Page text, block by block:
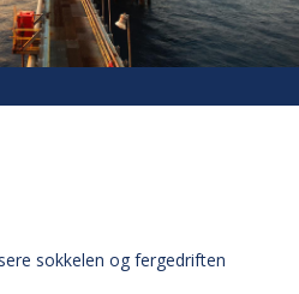
sokkelen og fergedriften